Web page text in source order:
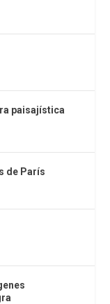
paisajística
de París